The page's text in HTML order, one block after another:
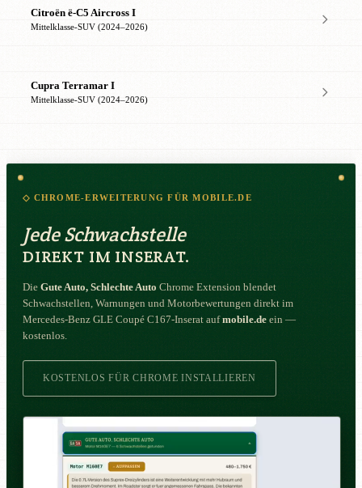
Citroën ë-C5 Aircross I
Mittelklasse-SUV (2024–2026)
Cupra Terramar I
Mittelklasse-SUV (2024–2026)
◇ CHROME-ERWEITERUNG FÜR MOBILE.DE
Jede Schwachstelle
DIREKT IM INSERAT.
Die Gute Auto, Schlechte Auto Chrome Extension blendet
Schwachstellen, Warnungen und Motorbewertungen direkt im
Mercedes-Benz GLE Coupé C167-Inserat aufmobile.de ein —
kostenlos.
KOSTENLOS FÜR CHROME INSTALLIEREN